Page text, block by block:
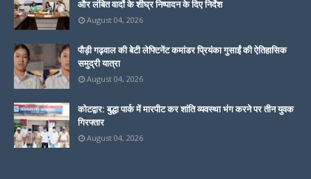
और लंबित वादों के शीघ्र निष्पादन के दिए निर्देश
August 04, 2026
पौड़ी गढ़वाल की बेटी लेफ्टिनेंट कमांडर प्रियंका गुसाईं की ऐतिहासिक
समुद्री यात्रा
August 04, 2026
कोटद्वार: बुद्धा पार्क में मारपीट कर शांति व्यवस्था भंग करने पर तीन युवक
गिरफ्तार
August 04, 2026